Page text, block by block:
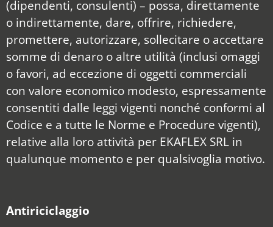
(dipendenti, consulenti) – possa, direttamente
o indirettamente, dare, offrire, richiedere,
promettere, autorizzare, sollecitare o accettare
somme di denaro o altre utilità (inclusi omaggi
o favori, ad eccezione di oggetti commerciali
con valore economico modesto, espressamente
consentiti dalle leggi vigenti nonché conformi al
Codice e a tutte le Norme e Procedure vigenti),
relative alla loro attività per EKAFLEX SRL in
qualunque momento e per qualsivoglia motivo.
Antiriciclaggio